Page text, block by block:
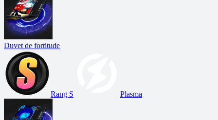
Duvet de fortitude
Rang S Plasma